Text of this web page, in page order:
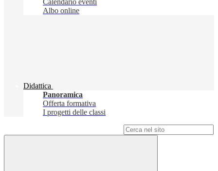
Calendario eventi
Albo online
Didattica
Panoramica
Offerta formativa
I progetti delle classi